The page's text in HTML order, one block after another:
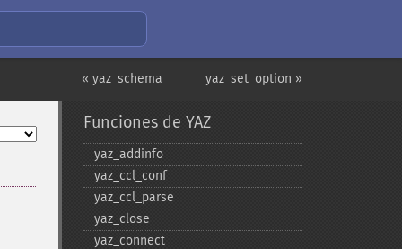
yaz_set_option »
« yaz_schema
Funciones de YAZ
yaz_​addinfo
yaz_​ccl_​conf
yaz_​ccl_​parse
yaz_​close
yaz_​connect